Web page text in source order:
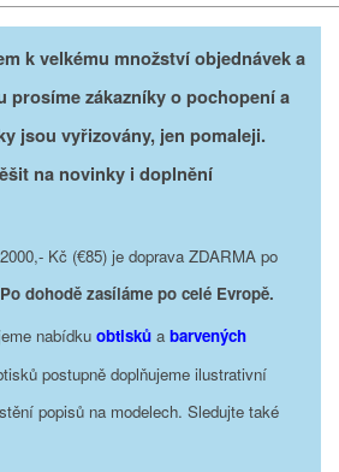
k velkému množství objednávek a
prosíme zákazníky o pochopení a
jsou vyřizovány, jen pomaleji.
na novinky i doplnění
Kč (€85) je doprava ZDARMA po
Po dohodě zasíláme po celé Evropě.
nabídku obtisků a barvených
postupně doplňujeme ilustrativní
popisů na modelech. Sledujte také